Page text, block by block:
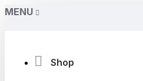
MENU
Shop